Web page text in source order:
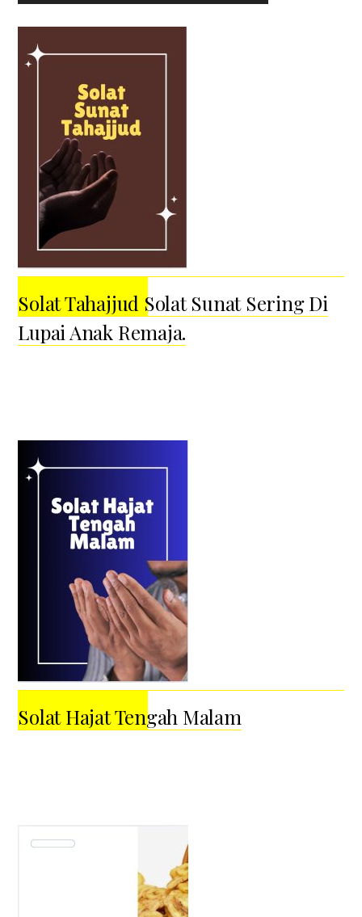
Solat Tahajjud Solat Sunat Sering Di
Lupai Anak Remaja.
Solat Hajat Tengah Malam